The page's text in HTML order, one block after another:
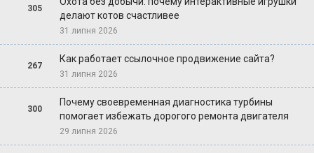
305
делают котов счастливее
31 липня 2026
267
Как работает ссылочное продвижение сайта?
31 липня 2026
300
Почему своевременная диагностика турбины
помогает избежать дорогого ремонта двигателя
29 липня 2026